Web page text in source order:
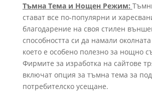
Тъмна Тема и Нощен Режим:
стават все по-популярни и
благодарение на своя стилен
способността си да намали
което е особено полезно за нощно
Фирмите за изработка на сайтове
включат опция за тъмна тема за
потребителско усещане.